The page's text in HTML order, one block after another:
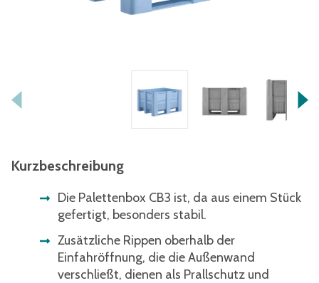
Kurzbeschreibung
Die Palettenbox CB3 ist, da aus einem Stück
gefertigt, besonders stabil.
Zusätzliche Rippen oberhalb der
Einfahröffnung, die die Außenwand
verschließt, dienen als Prallschutz und